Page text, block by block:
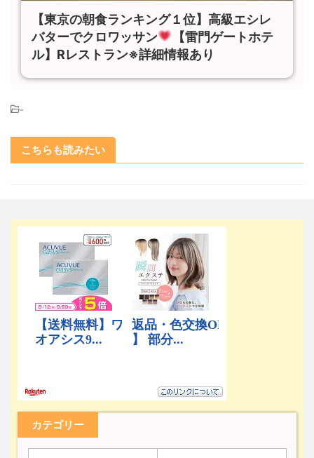
【東京の朝食ランキング１位】高級エシレ
バターでクロワッサン
【雷門ゲートホテ
ル】Rレストラン※詳細情報あり
-
こちらも読みたい
カテゴリー